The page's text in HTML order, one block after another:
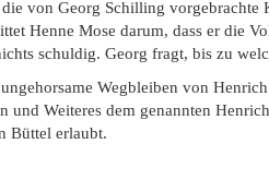
von Georg Schilling vorgebrachte
Henne Mose darum, dass er die
schuldig. Georg fragt, bis zu
Wegbleiben von
und Weiteres dem genannten
Büttel erlaubt.